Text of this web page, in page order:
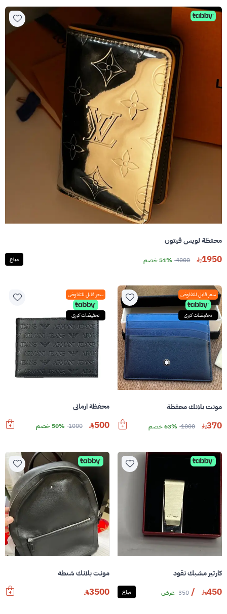
محفظة لويس فيتون
1950
4000 51% خصم مباع
سعر قابل للتفاوض
تخفيضات كبرى
مونت بلانك محفظة
370
1000 63% خصم
سعر قابل للتفاوض
تخفيضات كبرى
محفظة ارماني
500
1000 50% خصم
كارتير مشبك نقود
450
/
350 عرض مباع
مونت بلانك شنطة
3500